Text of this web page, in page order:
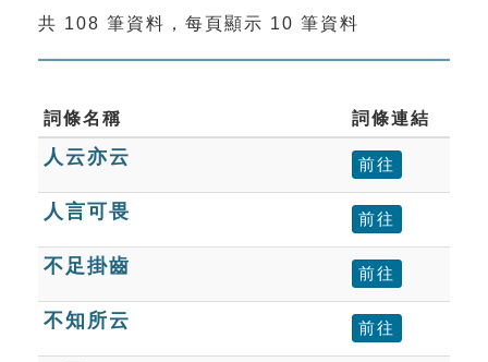
索引選單
單字索引
生命大百科索引
遊戲專區
教學應用
貓頭鷹博士
共 108 筆資料，每頁顯示 10 筆資料
詞條名稱 詞條連結
人云亦云 前往
人言可畏 前往
不足掛齒 前往
不知所云 前往